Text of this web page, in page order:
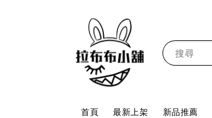
搜尋
首頁 最新上架 新品推薦